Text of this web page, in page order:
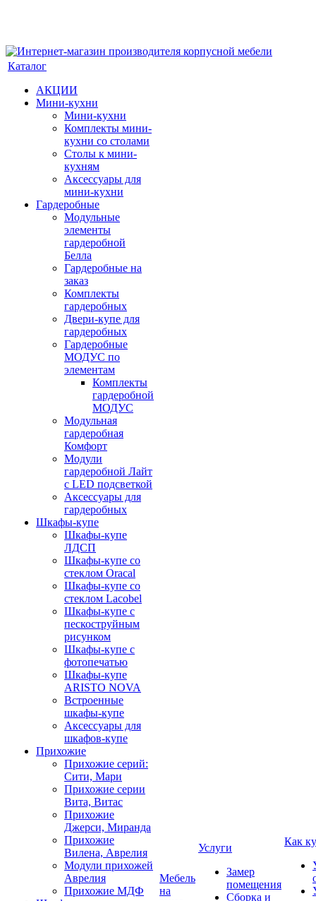
Каталог
АКЦИИ
Мини-кухни
Мини-кухни
Комплекты мини-
кухни со столами
Столы к мини-
кухням
Аксессуары для
мини-кухни
Гардеробные
Модульные
элементы
гардеробной
Белла
Гардеробные на
заказ
Комплекты
гардеробных
Двери-купе для
гардеробных
Гардеробные
МОДУС по
элементам
Комплекты
гардеробной
МОДУС
Модульная
гардеробная
Комфорт
Модули
гардеробной Лайт
с LED подсветкой
Аксессуары для
гардеробных
Шкафы-купе
Шкафы-купе
ЛДСП
Шкафы-купе со
стеклом Oracal
Шкафы-купе со
стеклом Lacobel
Шкафы-купе с
пескоструйным
рисунком
Шкафы-купе с
фотопечатью
Шкафы-купе
ARISTO NOVA
Встроенные
шкафы-купе
Аксессуары для
шкафов-купе
Прихожие
Прихожие серий:
Сити, Мари
Прихожие серии
Вита, Витас
Прихожие
Джерси, Миранда
Прихожие
Вилена, Аврелия
Модули прихожей
Аврелия
Прихожие МДФ
Мебель
на
Услуги
Замер
помещения
Сборка и
Как